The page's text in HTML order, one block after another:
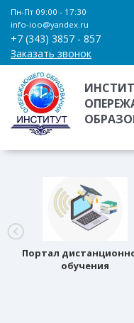
Пн-Пт 09:00 - 17:30
info-ioo@yandex.ru
+7 (343) 3857 - 857
Заказать звонок
Портал
обучения